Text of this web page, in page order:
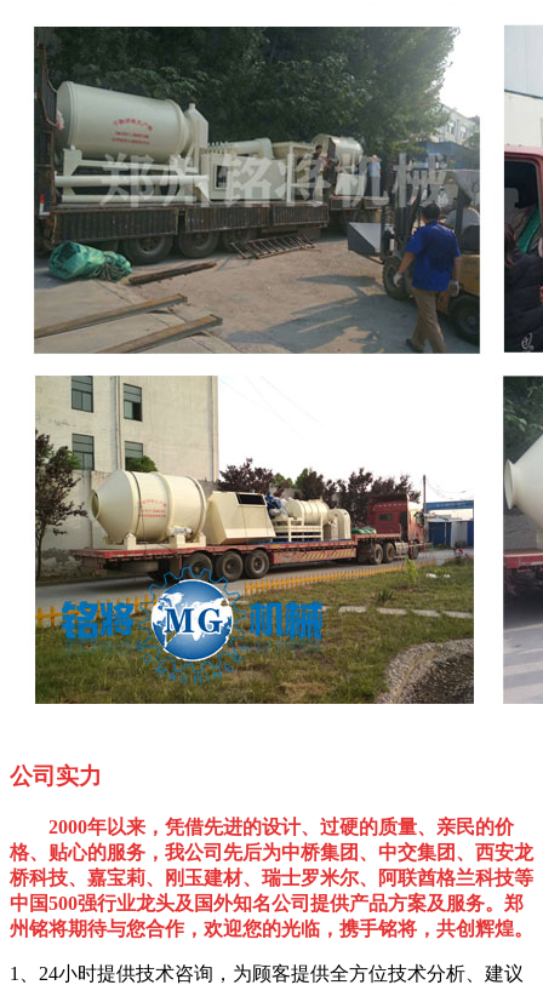
公司实力
2000年以来，凭借先进的设计、过硬的质量、亲民的价
格、贴心的服务，我公司先后为中桥集团、中交集团、西安龙
桥科技、嘉宝莉、刚玉建材、瑞士罗米尔、阿联酋格兰科技等
中国500强行业龙头及国外知名公司提供产品方案及服务。郑
州铭将期待与您合作，欢迎您的光临，携手铭将，共创辉煌。
1、24小时提供技术咨询，为顾客提供全方位技术分析、建议